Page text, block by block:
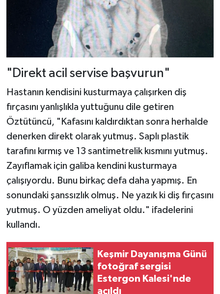
"Direkt acil servise başvurun"
Hastanın kendisini kusturmaya çalışırken diş
fırçasını yanlışlıkla yuttuğunu dile getiren
Öztütüncü, "Kafasını kaldırdıktan sonra herhalde
denerken direkt olarak yutmuş. Saplı plastik
tarafını kırmış ve 13 santimetrelik kısmını yutmuş.
Zayıflamak için galiba kendini kusturmaya
çalışıyordu. Bunu birkaç defa daha yapmış. En
sonundaki şanssızlık olmuş. Ne yazık ki diş fırçasını
yutmuş. O yüzden ameliyat oldu." ifadelerini
kullandı.
Keşmir Dayanışma Günü
fotoğraf sergisi
Estergon Kalesi'nde
açıldı